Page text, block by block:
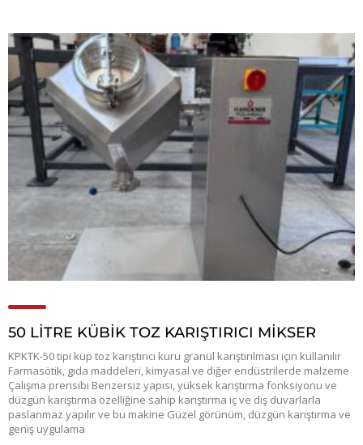
50 LİTRE KÜBİK TOZ KARIŞTIRICI MİKSER
KPKTK-50 tipi küp toz karıştırıcı kuru granül karıştırılması için kullanılır
Farmasötik, gıda maddeleri, kimyasal ve diğer endüstrilerde malzeme
Çalışma prensibi Benzersiz yapısı, yüksek karıştırma fonksiyonu ve
düzgün karıştırma özelliğine sahip karıştırma iç ve dış duvarlarla
paslanmaz yapılır ve bu makine Güzel görünüm, düzgün karıştırma ve
geniş uygulama